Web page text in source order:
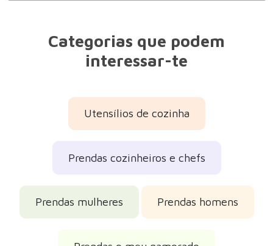
Prendas amigos Prendas originais
Prendas de Natal 2026